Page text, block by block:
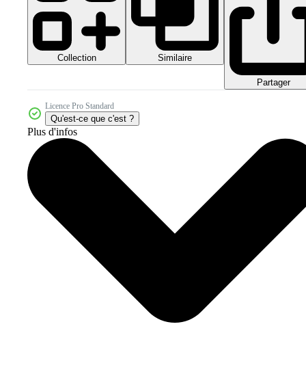
Collection Similaire
Partager
Licence Pro Standard
Qu'est-ce que c'est ?
Plus d'infos